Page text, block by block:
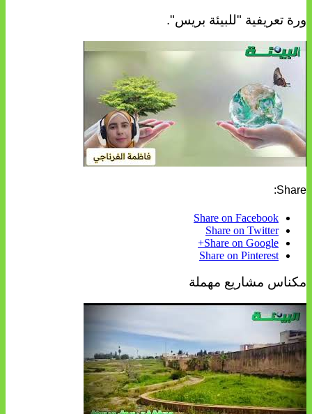
ورة تعريفية "للبيئة بريس".
Share:
Share on Facebook
Share on Twitter
Share on Google+
Share on Pinterest
مكناس مشاريع مهملة